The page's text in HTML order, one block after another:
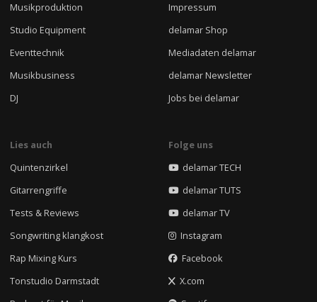
Musikproduktion
Studio Equipment
Eventtechnik
Musikbusiness
DJ
Impressum
delamar Shop
Mediadaten delamar
delamar Newsletter
Jobs bei delamar
Lies auch
Quintenzirkel
Gitarrengriffe
Tests & Reviews
Songwriting klangkost
Rap Mixing Kurs
Tonstudio Darmstadt
Folge uns
delamar TECH
delamar TUTS
delamar TV
Instagram
Facebook
X.com